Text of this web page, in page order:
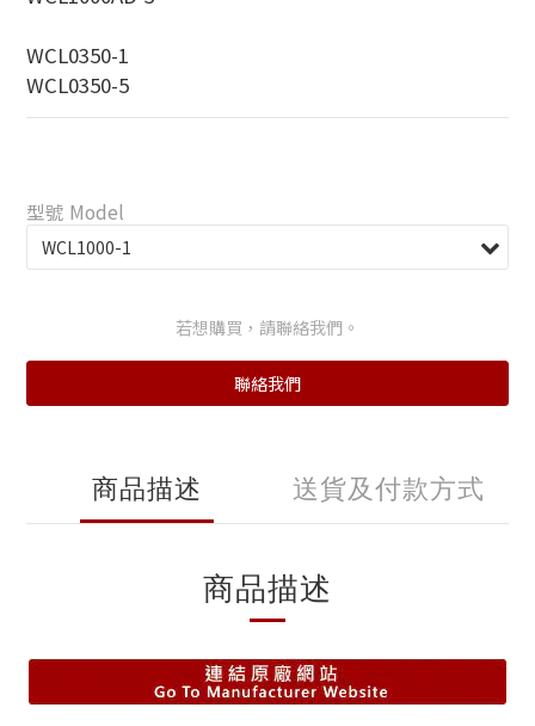
WCL0350-1
WCL0350-5
型號 Model
若想購買，請聯絡我們。
聯絡我們
商品描述 送貨及付款方式
商品描述